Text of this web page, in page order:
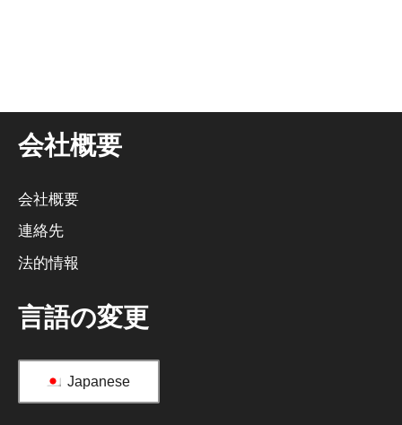
も
だ
会社概要
会社概要
連絡先
法的情報
言語の変更
Japanese